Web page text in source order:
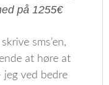
på 1255€
sms’en,
at høre at
jeg ved bedre